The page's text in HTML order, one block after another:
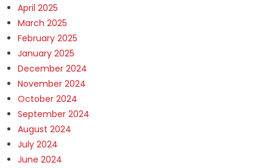
April 2025
March 2025
February 2025
January 2025
December 2024
November 2024
October 2024
September 2024
August 2024
July 2024
June 2024